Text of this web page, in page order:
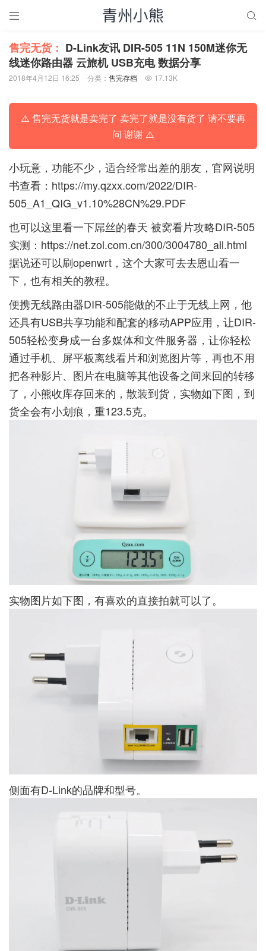
 
售完无货： D-Link友讯 DIR-505 11N 150M迷你无
线迷你路由器 云旅机 USB充电 数据分享
2018年4月12日 16:25 分类： 售完存档  17.13K
⚠️ 售完无货就是卖完了 卖完了就是没有货了 请不要再
问 谢谢 ⚠️
小玩意，功能不少，适合经常出差的朋友，官网说明
书查看： https://my.qzxx.com/2022/DIR-
505_A1_QIG_v1.10%28CN%29.PDF
也可以这里看一下屌丝的春天 被窝看片攻略DIR-505
实测： https://net.zol.com.cn/300/3004780_all.html
据说还可以刷openwrt，这个大家可去去恩山看一
下，也有相关的教程。
便携无线路由器DIR-505能做的不止于无线上网，他
还具有USB共享功能和配套的移动APP应用，让DIR-
505轻松变身成一台多媒体和文件服务器，让你轻松
通过手机、屏平板离线看片和浏览图片等，再也不用
把各种影片、图片在电脑等其他设备之间来回的转移
了，小熊收库存回来的，散装到货，实物如下图，到
货全会有小划痕，重123.5克。
实物图片如下图，有喜欢的直接拍就可以了。
侧面有D-Link的品牌和型号。